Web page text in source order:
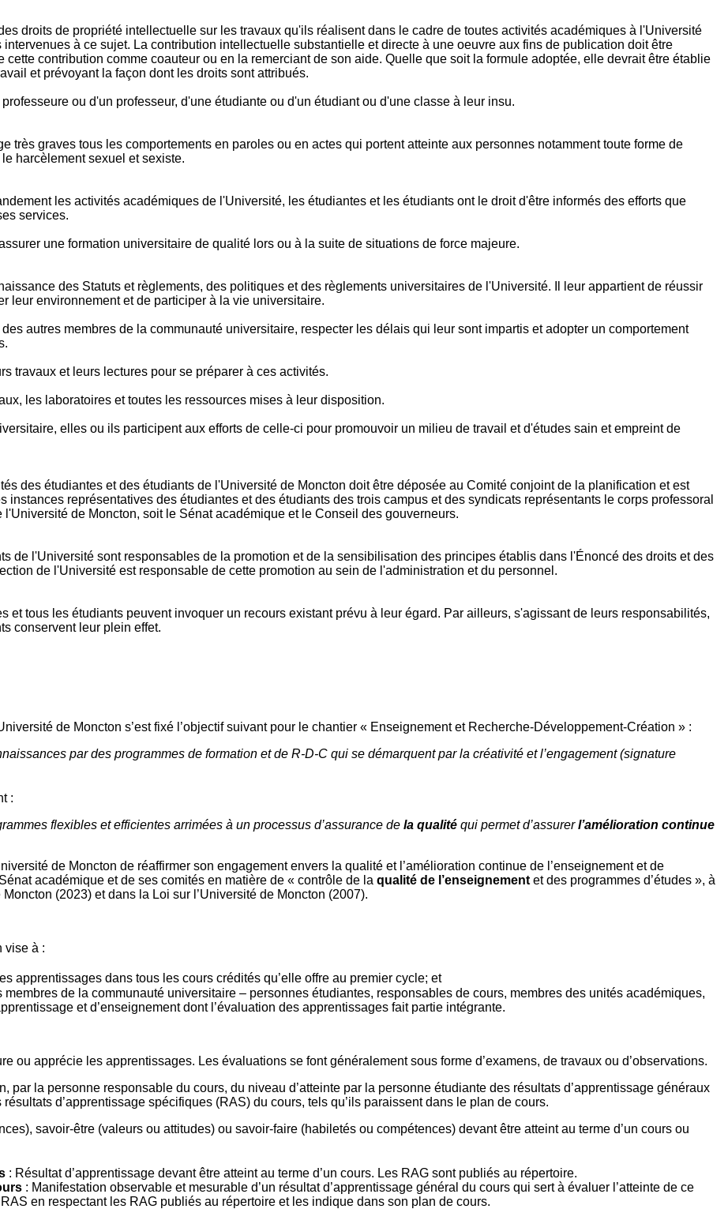
droits de propriété intellectuelle sur les travaux qu'ils réalisent dans le cadre de toutes activités académiques à l'Université
à ce sujet. La contribution intellectuelle substantielle et directe à une oeuvre aux fins de publication doit être
contribution comme coauteur ou en la remerciant de son aide. Quelle que soit la formule adoptée, elle devrait être établie
et prévoyant la façon dont les droits sont attribués.
ou d'un professeur, d'une étudiante ou d'un étudiant ou d'une classe à leur insu.
très graves tous les comportements en paroles ou en actes qui portent atteinte aux personnes notamment toute forme de
harcèlement sexuel et sexiste.
les activités académiques de l'Université, les étudiantes et les étudiants ont le droit d'être informés des efforts que
services.
une formation universitaire de qualité lors ou à la suite de situations de force majeure.
des Statuts et règlements, des politiques et des règlements universitaires de l'Université. Il leur appartient de réussir
leur environnement et de participer à la vie universitaire.
autres membres de la communauté universitaire, respecter les délais qui leur sont impartis et adopter un comportement
travaux et leurs lectures pour se préparer à ces activités.
les laboratoires et toutes les ressources mises à leur disposition.
elles ou ils participent aux efforts de celle-ci pour promouvoir un milieu de travail et d'études sain et empreint de
des étudiantes et des étudiants de l'Université de Moncton doit être déposée au Comité conjoint de la planification et est
représentatives des étudiantes et des étudiants des trois campus et des syndicats représentants le corps professoral
de Moncton, soit le Sénat académique et le Conseil des gouverneurs.
de l'Université sont responsables de la promotion et de la sensibilisation des principes établis dans l'Énoncé des droits et des
de l'Université est responsable de cette promotion au sein de l'administration et du personnel.
et tous les étudiants peuvent invoquer un recours existant prévu à leur égard. Par ailleurs, s'agissant de leurs responsabilités,
conservent leur plein effet.
de Moncton s’est fixé l’objectif suivant pour le chantier « Enseignement et Recherche-Développement-Création » :
par des programmes de formation et de R-D-C qui se démarquent par la créativité et l’engagement (signature
:
flexibles et efficientes arrimées à un processus d’assurance de la qualité qui permet d’assurerl’amélioration continue
de Moncton de réaffirmer son engagement envers la qualité et l’amélioration continue de l’enseignement et de
académique et de ses comités en matière de « contrôle de la qualité de l’enseignementet des programmes d’études », à
(2023) et dans la Loi sur l’Université de Moncton (2007).
vise à :
apprentissages dans tous les cours crédités qu’elle offre au premier cycle; et
membres de la communauté universitaire – personnes étudiantes, responsables de cours, membres des unités académiques,
et d’enseignement dont l’évaluation des apprentissages fait partie intégrante.
ou apprécie les apprentissages. Les évaluations se font généralement sous forme d’examens, de travaux ou d’observations.
par la personne responsable du cours, du niveau d’atteinte par la personne étudiante des résultats d’apprentissage généraux
d’apprentissage spécifiques (RAS) du cours, tels qu’ils paraissent dans le plan de cours.
savoir-être (valeurs ou attitudes) ou savoir-faire (habiletés ou compétences) devant être atteint au terme d’un cours ou
: Résultat d’apprentissage devant être atteint au terme d’un cours. Les RAG sont publiés au répertoire.
: Manifestation observable et mesurable d’un résultat d’apprentissage général du cours qui sert à évaluer l’atteinte de ce
en respectant les RAG publiés au répertoire et les indique dans son plan de cours.